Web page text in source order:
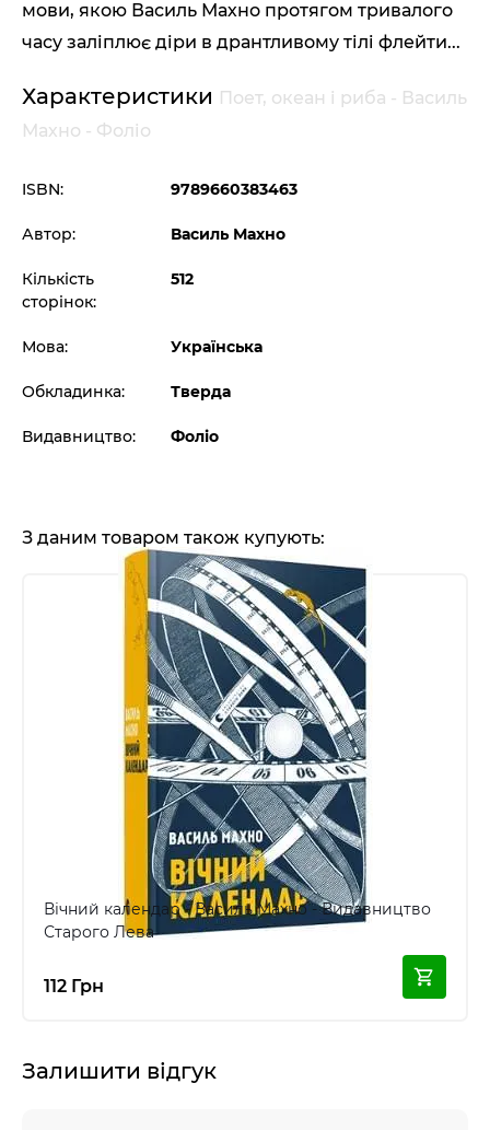
мови, якою Василь Махно протягом тривалого
часу заліплює діри в дрантливому тілі флейти...
Характеристики Поет, океан і риба - Василь
Махно - Фоліо
ISBN: 9789660383463
Автор: Василь Махно
Кількість
сторінок:
512
Мова: Українська
Обкладинка: Тверда
Видавництво: Фоліо
З даним товаром також купують:
Вічний календар - Василь Махно - Видавництво
Старого Лева
112 Грн
Залишити відгук